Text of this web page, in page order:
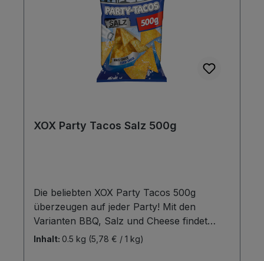
XOX Party Tacos Salz 500g
Die beliebten XOX Party Tacos 500g
überzeugen auf jeder Party! Mit den
Varianten BBQ, Salz und Cheese findet
jeder Snacker seine Geschmacksrichtung
Inhalt: 0.5 kg (5,78 € / 1 kg)